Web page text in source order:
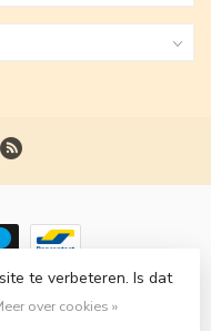
byLightspeed-
te verbeteren. Is dat
over cookies »